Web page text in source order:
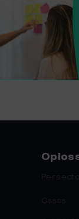
Per
Cases